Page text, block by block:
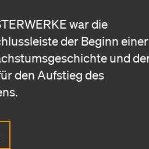
war die
der Beginn einer
und
den Aufstieg des